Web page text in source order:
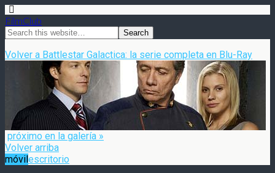
FilmClub
Volver a Battlestar Galactica: la serie completa en Blu-Ray
próximo en la galería »
Volver arriba
móvilescritorio